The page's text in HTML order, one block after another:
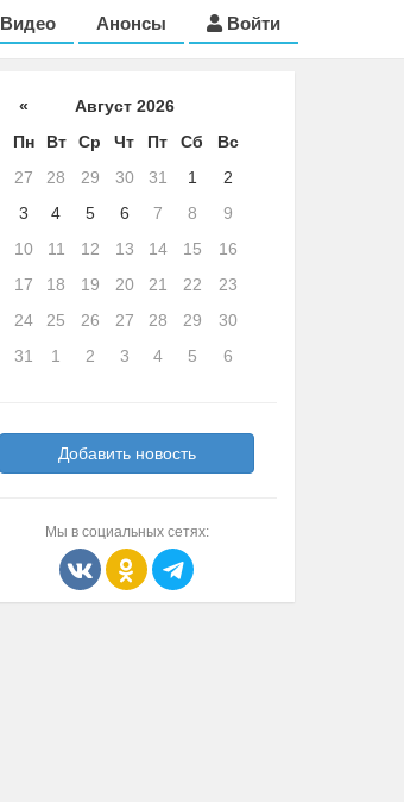
Видео Анонсы Войти
«
Август 2026
Пн
Вт Ср Чт Пт Сб
Вс
27
28 29 30 31 1
2
3
4 5 6 7 8
9
10
11 12 13 14 15
16
17
18 19 20 21 22
23
24
25 26 27 28 29
30
31
1 2 3 4 5 6
Добавить новость
Мы в социальных сетях: